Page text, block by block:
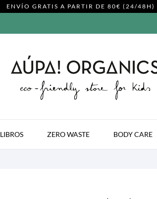
ENVÍO GRATIS A PARTIR DE 80€ (24/48H)
LIBROS ZERO WASTE BODY CARE